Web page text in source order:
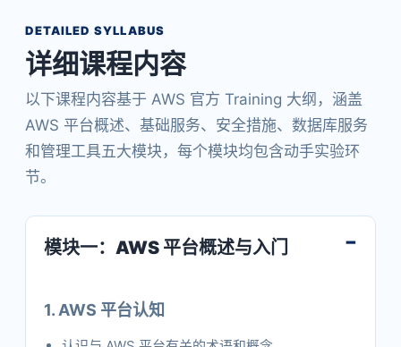
DETAILED SYLLABUS
详细课程内容
以下课程内容基于 AWS 官方 Training 大纲，涵盖
AWS 平台概述、基础服务、安全措施、数据库服务
和管理工具五大模块，每个模块均包含动手实验环
节。
模块一：AWS 平台概述与入门
1. AWS 平台认知